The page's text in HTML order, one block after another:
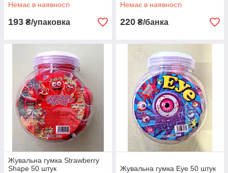
Немає в наявності
193 ₴/упаковка
Немає в наявності
220 ₴/банка
Жувальна гумка Strawberry
Shape 50 штук
Жувальна гумка Eye 50 штук